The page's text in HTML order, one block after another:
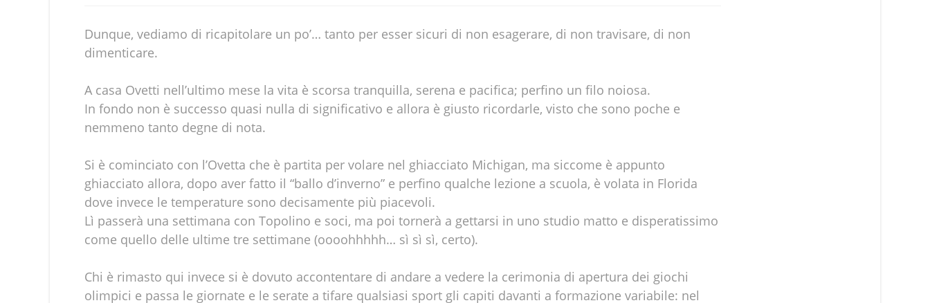
Dunque, vediamo di ricapitolare un po’… tanto per esser sicuri di non esagerare, di non travisare, di non
dimenticare.
A casa Ovetti nell’ultimo mese la vita è scorsa tranquilla, serena e pacifica; perfino un filo noiosa.
In fondo non è successo quasi nulla di significativo e allora è giusto ricordarle, visto che sono poche e
nemmeno tanto degne di nota.
Si è cominciato con l’Ovetta che è partita per volare nel ghiacciato Michigan, ma siccome è appunto
ghiacciato allora, dopo aver fatto il “ballo d’inverno” e perfino qualche lezione a scuola, è volata in Florida
dove invece le temperature sono decisamente più piacevoli.
Lì passerà una settimana con Topolino e soci, ma poi tornerà a gettarsi in uno studio matto e disperatissimo
come quello delle ultime tre settimane (oooohhhhh… sì sì sì, certo).
Chi è rimasto qui invece si è dovuto accontentare di andare a vedere la cerimonia di apertura dei giochi
olimpici e passa le giornate e le serate a tifare qualsiasi sport gli capiti davanti a formazione variabile: nel